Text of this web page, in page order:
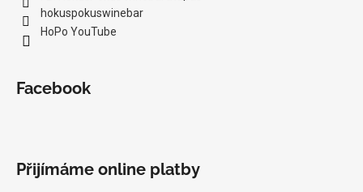
hokuspokuswinebar
HoPo YouTube
Facebook
Přijímáme online platby